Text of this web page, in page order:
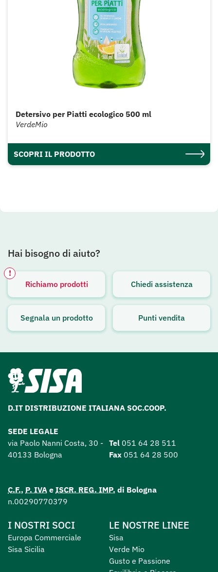
Detersivo per Piatti ecologico 500 ml
VerdeMio
SCOPRI IL PRODOTTO
Hai bisogno di aiuto?
Richiamo prodotti
!
Avviso attivo
Chiedi assistenza
Segnala un prodotto Punti vendita
D.IT DISTRIBUZIONE ITALIANA SOC.COOP.
SEDE LEGALE
via Paolo Nanni Costa, 30 -
40133 Bologna
Tel 051 64 28 511
Fax 051 64 28 500
C.F., P. IVA e ISCR. REG. IMP. di Bologna
n.00290770379
I NOSTRI SOCI
Europa Commerciale
Sisa Sicilia
LE NOSTRE LINEE
Sisa
Verde Mio
Gusto e Passione